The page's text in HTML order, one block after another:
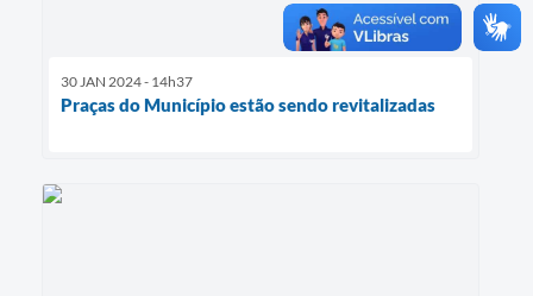
30 JAN 2024 - 14h37
Praças do Município estão sendo revitalizadas